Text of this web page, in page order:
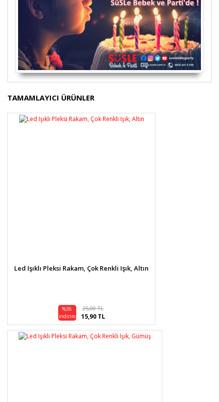
Bu ürünün fiyat bilgisi, resim, ürün açıklamalarında ve
diğer konularda yetersiz gördüğünüz noktaları öneri
formunu kullanarak tarafımıza iletebilirsiniz.
Görüş ve önerileriniz için teşekkür ederiz.
Gönder
TAMAMLAYICI ÜRÜNLER
Led Işıklı Pleksi Rakam, Çok Renkli Işık, Altın
%36
indirim
25,00 TL
15,90 TL